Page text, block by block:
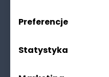
Polityka prywatności
Preferencje
Statystyka